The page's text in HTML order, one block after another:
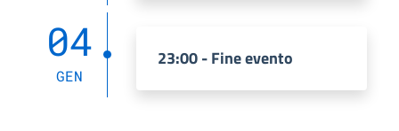
04
GEN
23:00 - Fine evento